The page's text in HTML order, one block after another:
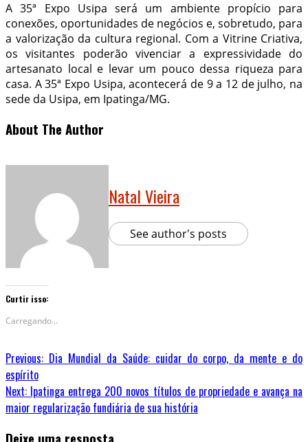
A 35ª Expo Usipa será um ambiente propício para
conexões, oportunidades de negócios e, sobretudo, para
a valorização da cultura regional. Com a Vitrine Criativa,
os visitantes poderão vivenciar a expressividade do
artesanato local e levar um pouco dessa riqueza para
casa. A 35ª Expo Usipa, acontecerá de 9 a 12 de julho, na
sede da Usipa, em Ipatinga/MG.
About The Author
Natal Vieira
See author's posts
Curtir isso:
Carregando...
Previous: Dia Mundial da Saúde: cuidar do corpo, da mente e do
espírito
Next: Ipatinga entrega 200 novos títulos de propriedade e avança na
maior regularização fundiária de sua história
Deixe uma resposta